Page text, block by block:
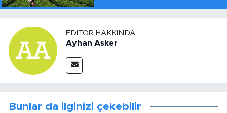
EDITÖR HAKKINDA
Ayhan Asker
Bunlar da ilginizi çekebilir